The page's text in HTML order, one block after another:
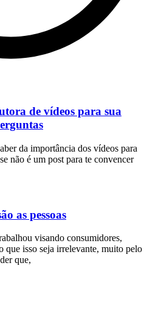
de vídeos para sua
da importância dos vídeos para
não é um post para te convencer
as pessoas
visando consumidores,
que isso seja irrelevante, muito pelo
que,